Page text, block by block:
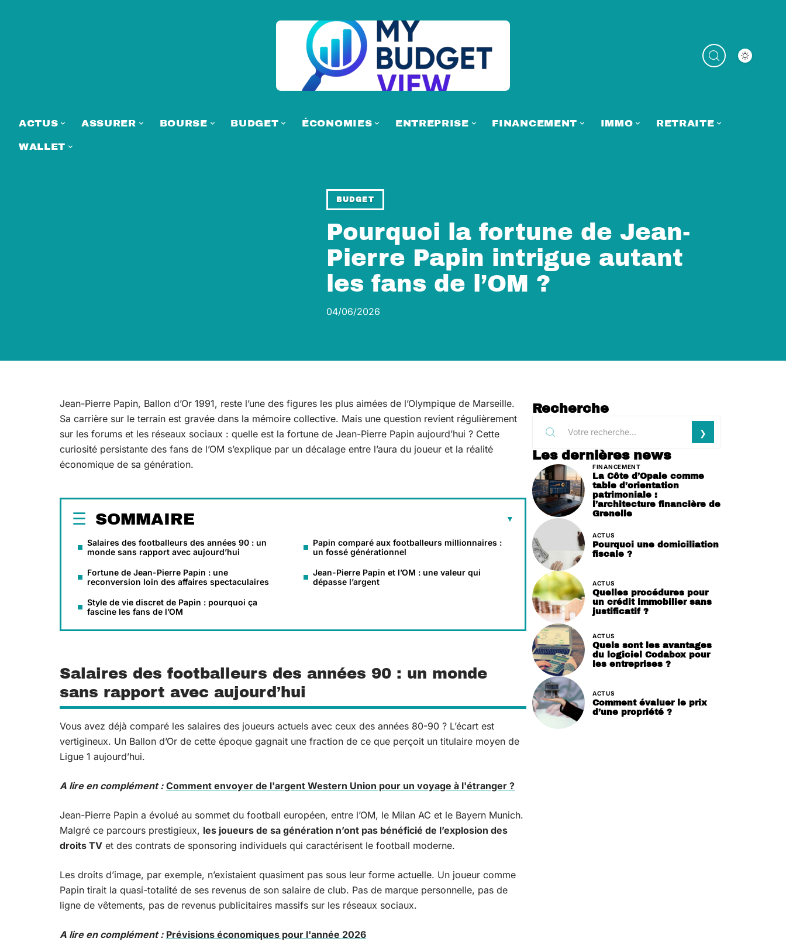
ACTUS ASSURER BOURSE BUDGET ÉCONOMIES ENTREPRISE FINANCEMENT IMMO RETRAITE
WALLET
BUDGET
Pourquoi la fortune de Jean-
Pierre Papin intrigue autant
les fans de l’OM ?
04/06/2026
Jean-Pierre Papin, Ballon d’Or 1991, reste l’une des figures les plus aimées de l’Olympique de Marseille.
Sa carrière sur le terrain est gravée dans la mémoire collective. Mais une question revient régulièrement
sur les forums et les réseaux sociaux : quelle est la fortune de Jean-Pierre Papin aujourd’hui ? Cette
curiosité persistante des fans de l’OM s’explique par un décalage entre l’aura du joueur et la réalité
économique de sa génération.
SOMMAIRE
Salaires des footballeurs des années 90 : un
monde sans rapport avec aujourd’hui
Fortune de Jean-Pierre Papin : une
reconversion loin des affaires spectaculaires
Style de vie discret de Papin : pourquoi ça
fascine les fans de l’OM
Papin comparé aux footballeurs millionnaires :
un fossé générationnel
Jean-Pierre Papin et l’OM : une valeur qui
dépasse l’argent
Salaires des footballeurs des années 90 : un monde
sans rapport avec aujourd’hui
Vous avez déjà comparé les salaires des joueurs actuels avec ceux des années 80-90 ? L’écart est
vertigineux. Un Ballon d’Or de cette époque gagnait une fraction de ce que perçoit un titulaire moyen de
Ligue 1 aujourd’hui.
A lire en complément : Comment envoyer de l'argent Western Union pour un voyage à l'étranger ?
Jean-Pierre Papin a évolué au sommet du football européen, entre l’OM, le Milan AC et le Bayern Munich.
Malgré ce parcours prestigieux, les joueurs de sa génération n’ont pas bénéficié de l’explosion des
droits TV et des contrats de sponsoring individuels qui caractérisent le football moderne.
Les droits d’image, par exemple, n’existaient quasiment pas sous leur forme actuelle. Un joueur comme
Papin tirait la quasi-totalité de ses revenus de son salaire de club. Pas de marque personnelle, pas de
ligne de vêtements, pas de revenus publicitaires massifs sur les réseaux sociaux.
A lire en complément : Prévisions économiques pour l'année 2026
Recherche
Les dernières news
FINANCEMENT
La Côte d’Opale comme
table d’orientation
patrimoniale :
l’architecture financière de
Grenelle
ACTUS
Pourquoi une domiciliation
fiscale ?
ACTUS
Quelles procédures pour
un crédit immobilier sans
justificatif ?
ACTUS
Quels sont les avantages
du logiciel Codabox pour
les entreprises ?
ACTUS
Comment évaluer le prix
d’une propriété ?